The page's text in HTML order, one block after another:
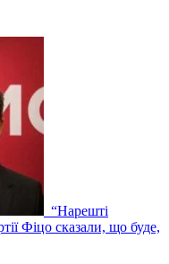
“Нарешті
Фіцо сказали, що буде,